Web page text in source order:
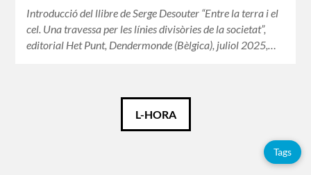
Introducció del llibre de Serge Desouter “Entre la terra i el
cel. Una travessa per les línies divisòries de la societat”,
editorial Het Punt, Dendermonde (Bèlgica), juliol 2025,…
L-HORA
Tags